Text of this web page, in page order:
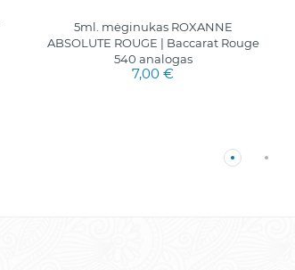
5ml. mėginukas ROXANNE
ABSOLUTE ROUGE | Baccarat Rouge
540 analogas
7,00 €